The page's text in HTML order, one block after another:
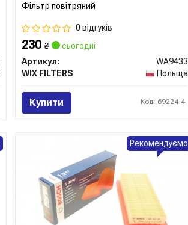
Фільтр повітряний
0 відгуків
230 ₴
сьогодні
Артикул:
WA9433
WIX FILTERS
Польща
Купити Код: 69224-4
Рекомендуємо